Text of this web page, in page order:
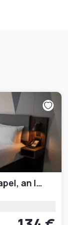
Holiday Inn London - Whitechapel, an IHG Hotel